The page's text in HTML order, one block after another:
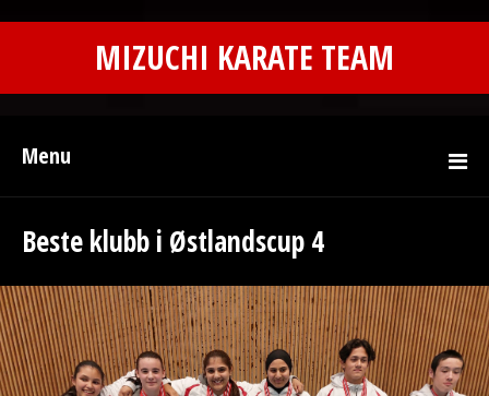
MIZUCHI KARATE TEAM
Menu
Beste klubb i Østlandscup 4